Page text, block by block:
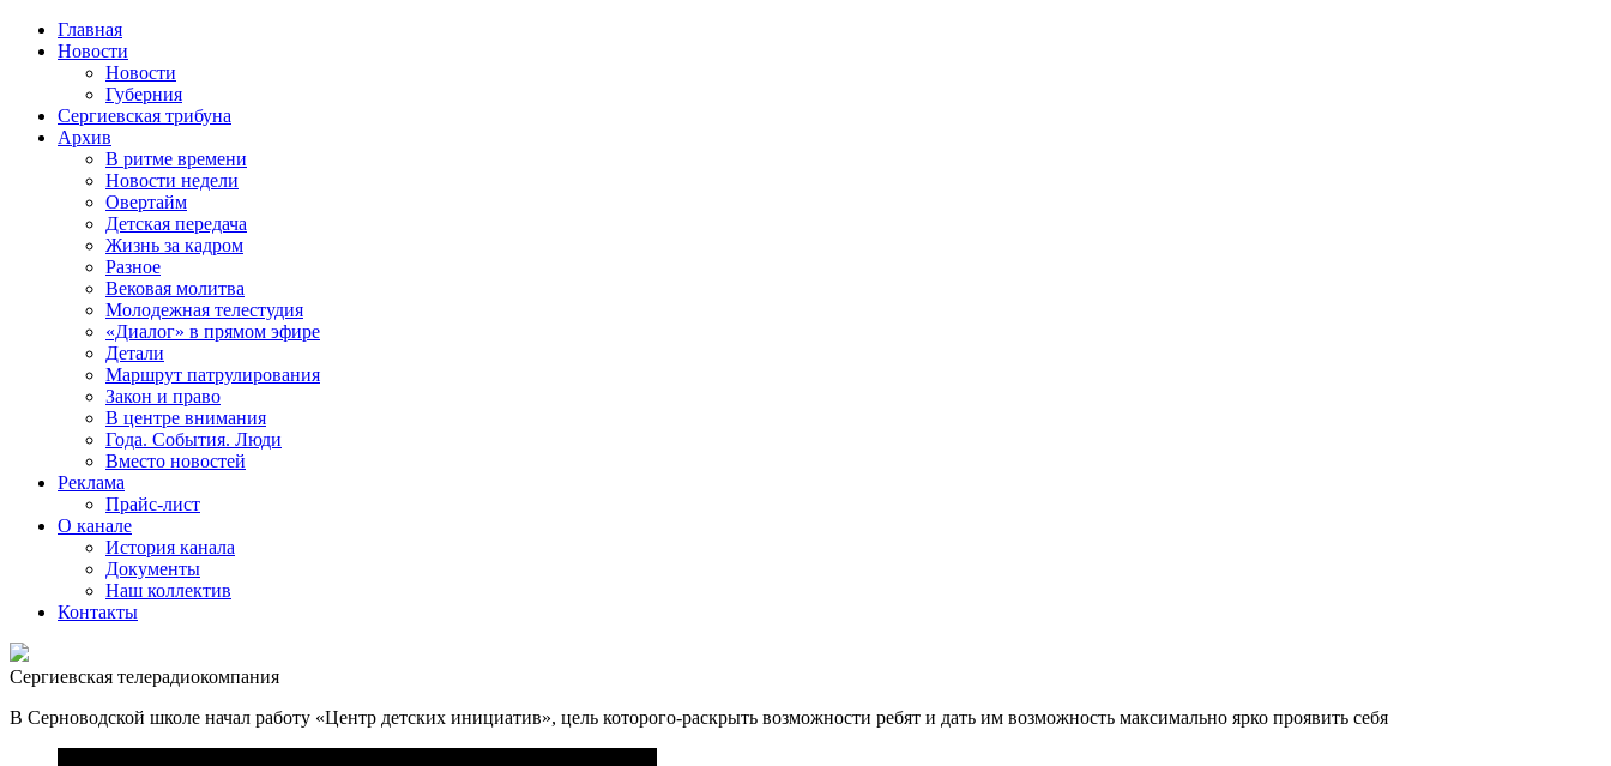
Главная
Новости
Новости
Губерния
Сергиевская трибуна
Архив
В ритме времени
Новости недели
Овертайм
Детская передача
Жизнь за кадром
Разное
Вековая молитва
Молодежная телестудия
«Диалог» в прямом эфире
Детали
Маршрут патрулирования
Закон и право
В центре внимания
Года. События. Люди
Вместо новостей
Реклама
Прайс-лист
О канале
История канала
Документы
Наш коллектив
Контакты
Сергиевская телерадиокомпания
В Серноводской школе начал работу «Центр детских инициатив», цель которого-раскрыть возможности ребят и дать им возможность максимально ярко проявить себя